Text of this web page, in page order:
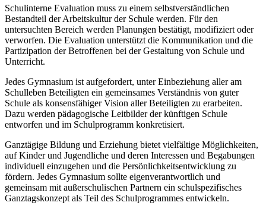
Schulinterne Evaluation muss zu einem selbstverständlichen
Bestandteil der Arbeitskultur der Schule werden. Für den
untersuchten Bereich werden Planungen bestätigt, modifiziert oder
verworfen. Die Evaluation unterstützt die Kommunikation und die
Partizipation der Betroffenen bei der Gestaltung von Schule und
Unterricht.
Jedes Gymnasium ist aufgefordert, unter Einbeziehung aller am
Schulleben Beteiligten ein gemeinsames Verständnis von guter
Schule als konsensfähiger Vision aller Beteiligten zu erarbeiten.
Dazu werden pädagogische Leitbilder der künftigen Schule
entworfen und im Schulprogramm konkretisiert.
Ganztägige Bildung und Erziehung bietet vielfältige Möglichkeiten,
auf Kinder und Jugendliche und deren Interessen und Begabungen
individuell einzugehen und die Persönlichkeitsentwicklung zu
fördern. Jedes Gymnasium sollte eigenverantwortlich und
gemeinsam mit außerschulischen Partnern ein schulspezifisches
Ganztagskonzept als Teil des Schulprogrammes entwickeln.